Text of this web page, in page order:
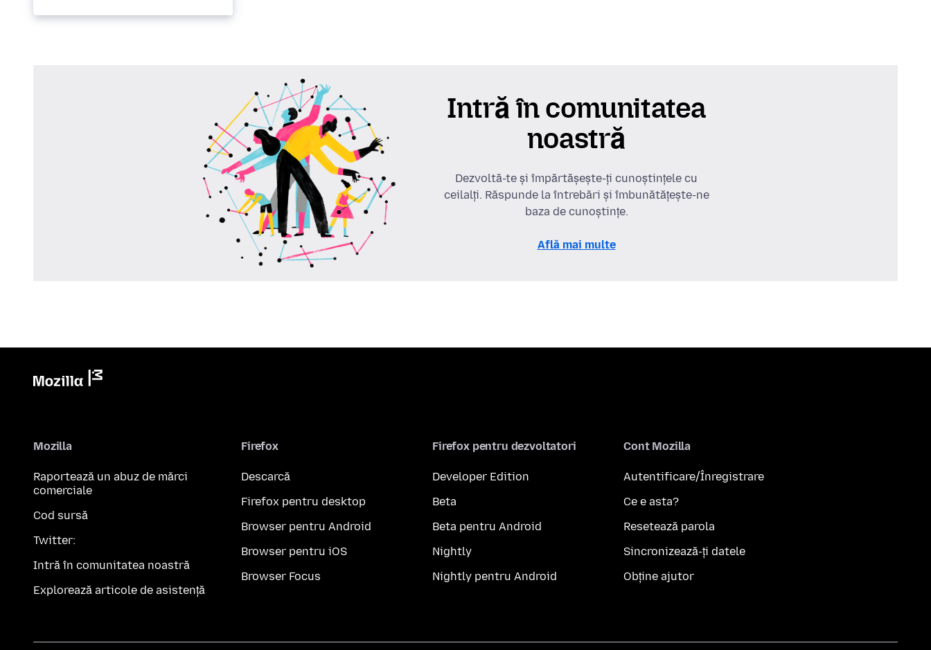
Intră în comunitatea
noastră
Dezvoltă-te și împărtășește-ți cunoștințele cu
ceilalți. Răspunde la întrebări și îmbunătățește-ne
baza de cunoștințe.
Află mai multe
Mozilla
Raportează un abuz de mărci
comerciale
Cod sursă
Twitter:
Intră în comunitatea noastră
Explorează articole de asistență
Firefox
Descarcă
Firefox pentru desktop
Browser pentru Android
Browser pentru iOS
Browser Focus
Firefox pentru dezvoltatori
Developer Edition
Beta
Beta pentru Android
Nightly
Nightly pentru Android
Cont Mozilla
Autentificare/Înregistrare
Ce e asta?
Resetează parola
Sincronizează-ți datele
Obține ajutor